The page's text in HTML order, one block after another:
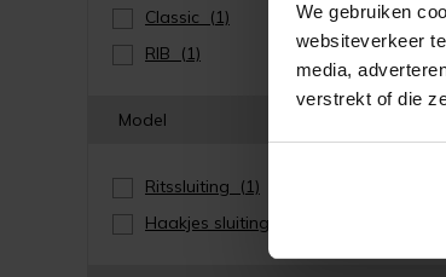
We gebruiken
websiteverkeer
media,
verstrekt of die
Classic
(1)
RIB
(1)
Model
Ritssluiting
(1)
Haakjes sluiting